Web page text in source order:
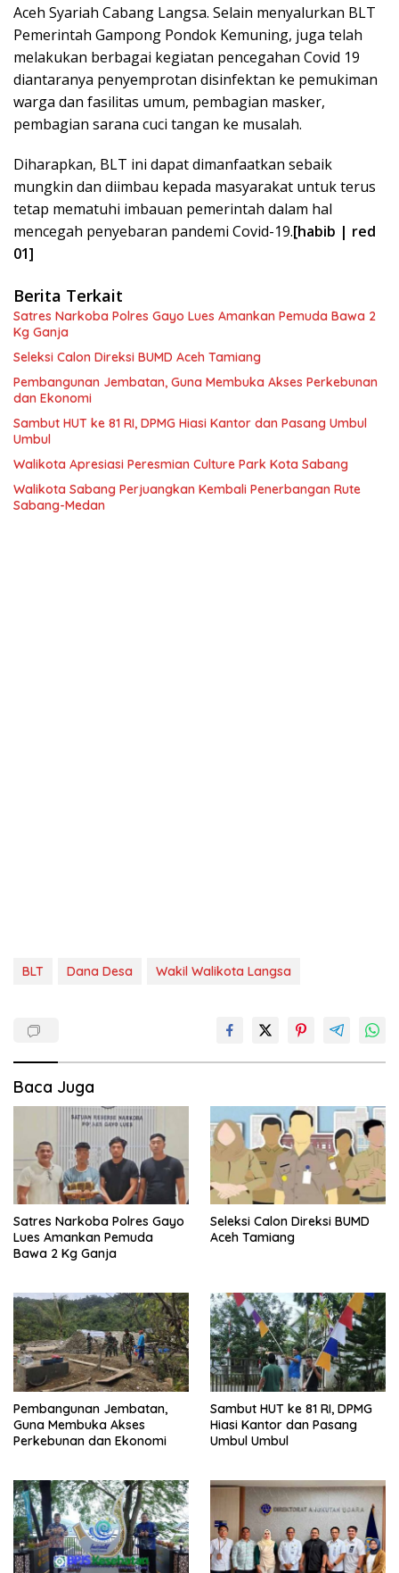
Aceh Syariah Cabang Langsa. Selain menyalurkan BLT
Pemerintah Gampong Pondok Kemuning, juga telah
melakukan berbagai kegiatan pencegahan Covid 19
diantaranya penyemprotan disinfektan ke pemukiman
warga dan fasilitas umum, pembagian masker,
pembagian sarana cuci tangan ke musalah.
Diharapkan, BLT ini dapat dimanfaatkan sebaik
mungkin dan diimbau kepada masyarakat untuk terus
tetap mematuhi imbauan pemerintah dalam hal
mencegah penyebaran pandemi Covid-19.[habib | red
01]
Berita Terkait
Satres Narkoba Polres Gayo Lues Amankan Pemuda Bawa 2
Kg Ganja
Seleksi Calon Direksi BUMD Aceh Tamiang
Pembangunan Jembatan, Guna Membuka Akses Perkebunan
dan Ekonomi
Sambut HUT ke 81 RI, DPMG Hiasi Kantor dan Pasang Umbul
Umbul
Walikota Apresiasi Peresmian Culture Park Kota Sabang
Walikota Sabang Perjuangkan Kembali Penerbangan Rute
Sabang-Medan
BLT Dana Desa Wakil Walikota Langsa
Baca Juga
Satres Narkoba Polres Gayo
Lues Amankan Pemuda
Bawa 2 Kg Ganja
Seleksi Calon Direksi BUMD
Aceh Tamiang
Pembangunan Jembatan,
Guna Membuka Akses
Perkebunan dan Ekonomi
Sambut HUT ke 81 RI, DPMG
Hiasi Kantor dan Pasang
Umbul Umbul